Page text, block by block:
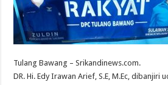
Tulang Bawang – Srikandinews.com.
DR. Hi. Edy Irawan Arief, S.E, M.Ec, dibanjiri